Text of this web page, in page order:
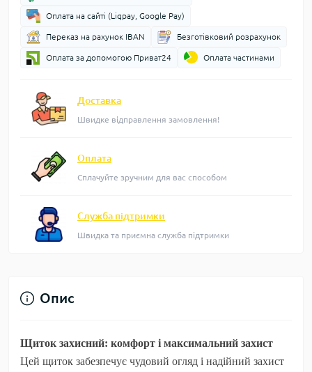
Оплата на сайті (Liqpay, Google Pay)
Переказ на рахунок IBAN Безготівковий розрахунок
Оплата за допомогою Приват24 Оплата частинами
Доставка
Швидке відправлення замовлення!
Оплата
Сплачуйте зручним для вас способом
Служба підтримки
Швидка та приємна служба підтримки
Опис
Щиток захисний: комфорт і максимальний захист
Цей щиток забезпечує чудовий огляд і надійний захист